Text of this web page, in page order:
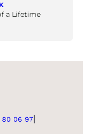
a Lifetime
80 06 97